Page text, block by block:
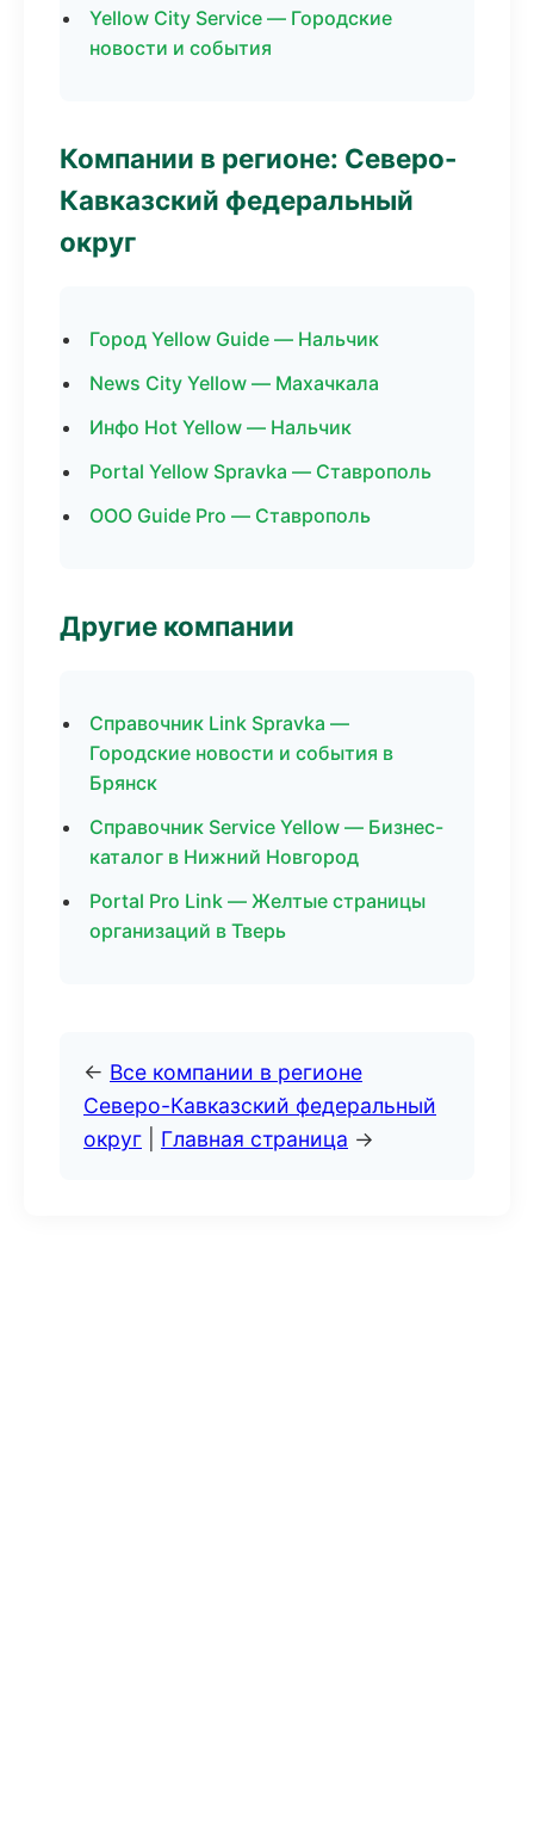
Yellow City Service — Городские
новости и события
Компании в регионе: Северо-
Кавказский федеральный
округ
Город Yellow Guide — Нальчик
News City Yellow — Махачкала
Инфо Hot Yellow — Нальчик
Portal Yellow Spravka — Ставрополь
ООО Guide Pro — Ставрополь
Другие компании
Справочник Link Spravka —
Городские новости и события в
Брянск
Справочник Service Yellow — Бизнес-
каталог в Нижний Новгород
Portal Pro Link — Желтые страницы
организаций в Тверь
← Все компании в регионе
Северо-Кавказский федеральный
округ
Главная страница →